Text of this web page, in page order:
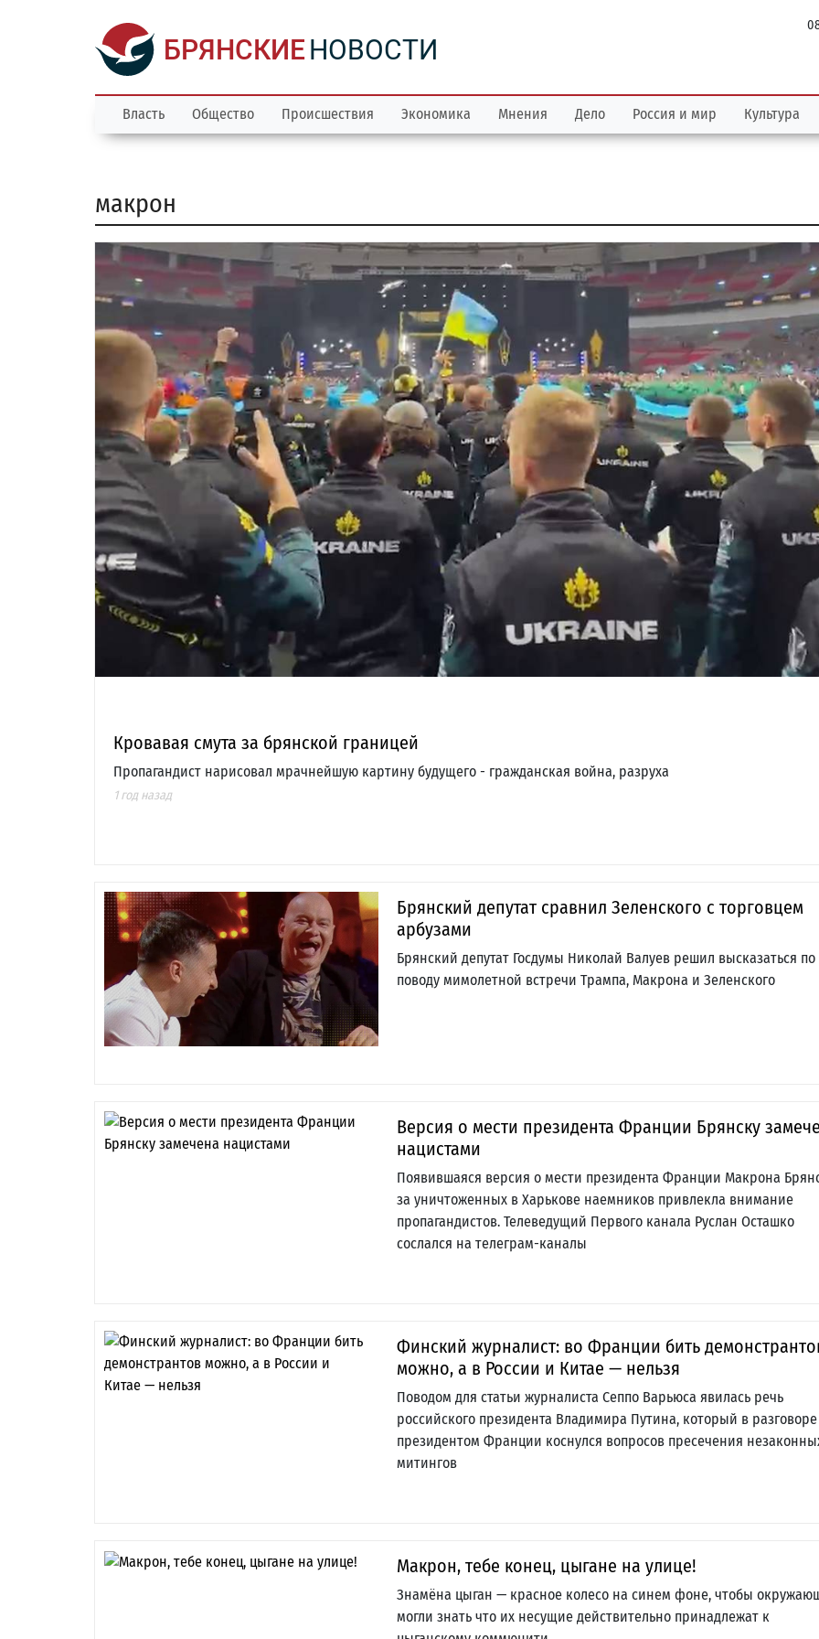
БРЯНСКИЕНОВОСТИ
Власть Общество Происшествия Экономика Мнения Дело Россия и мир Культура
макрон
Кровавая смута за брянской границей
Пропагандист нарисовал мрачнейшую картину будущего - гражданская война, разруха
1 год назад
Брянский депутат сравнил Зеленского с торговцем
арбузами
Брянский депутат Госдумы Николай Валуев решил высказаться по
поводу мимолетной встречи Трампа, Макрона и Зеленского
Версия о мести президента Франции Брянску
нацистами
Появившаяся версия о мести президента Франции Макрона
за уничтоженных в Харькове наемников привлекла внимание
пропагандистов. Телеведущий Первого канала Руслан Осташко
сослался на телеграм-каналы
Финский журналист: во Франции бить
можно, а в России и Китае — нельзя
Поводом для статьи журналиста Сеппо Варьюса явилась речь
российского президента Владимира Путина, который в разговоре
президентом Франции коснулся вопросов пресечения
митингов
Макрон, тебе конец, цыгане на улице!
Знамёна цыган — красное колесо на синем фоне, чтобы
могли знать что их несущие действительно принадлежат к